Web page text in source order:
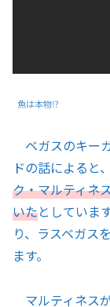
魚は本物⁉︎
ベガスのキー
ドの話によると、
ク・マルティネ
いたとしていま
り、ラスベガス
ます。
マルティネス